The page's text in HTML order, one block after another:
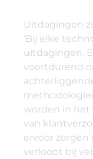
Uitdagingen
‘Bij elke
uitdagingen.
voortdurend
worden in het
van
ervoor
verloopt bij